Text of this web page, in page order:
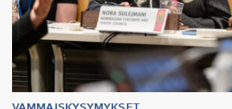
VAMMAISKYSYMYKSET